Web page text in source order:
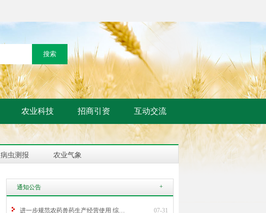
农业科技 招商引资 互动交流
病虫测报 农业气象
通知公告 +
进一步规范农药兽药生产经营使用 综… 07-31